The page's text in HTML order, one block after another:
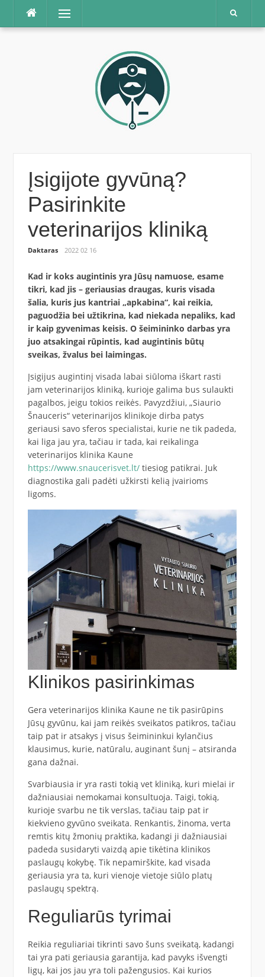
Praleisti
Meniu
Įsigijote gyvūną?
Pasirinkite
veterinarijos kliniką
Daktaras 2022 02 16
Kad ir koks augintinis yra Jūsų namuose, esame
tikri, kad jis – geriausias draugas, kuris visada
šalia, kuris jus kantriai „apkabina“, kai reikia,
paguodžia bei užtikrina, kad niekada nepaliks, kad
ir kaip gyvenimas keisis. O šeimininko darbas yra
juo atsakingai rūpintis, kad augintinis būtų
sveikas, žvalus bei laimingas.
Įsigijus augintinį visada labai siūloma iškart rasti
jam veterinarijos kliniką, kurioje galima bus sulaukti
pagalbos, jeigu tokios reikės. Pavyzdžiui, „Siaurio
Šnauceris“ veterinarijos klinikoje dirba patys
geriausi savo sferos specialistai, kurie ne tik padeda,
kai liga jau yra, tačiau ir tada, kai reikalinga
veterinarijos klinika Kaune
https://www.snaucerisvet.lt/tiesiog patikrai. Juk
diagnostika gali padėti užkirsti kelią įvairioms
ligoms.
Klinikos pasirinkimas
Gera veterinarijos klinika Kaune ne tik pasirūpins
Jūsų gyvūnu, kai jam reikės sveikatos patikros, tačiau
taip pat ir atsakys į visus šeimininkui kylančius
klausimus, kurie, natūralu, auginant šunį – atsiranda
gana dažnai.
Svarbiausia ir yra rasti tokią vet kliniką, kuri mielai ir
dažniausiai nemokamai konsultuoja. Taigi, tokią,
kurioje svarbu ne tik verslas, tačiau taip pat ir
kiekvieno gyvūno sveikata. Renkantis, žinoma, verta
remtis kitų žmonių praktika, kadangi ji dažniausiai
padeda susidaryti vaizdą apie tikėtina klinikos
paslaugų kokybę. Tik nepamirškite, kad visada
geriausia yra ta, kuri vienoje vietoje siūlo platų
paslaugų spektrą.
Reguliarūs tyrimai
Reikia reguliariai tikrinti savo šuns sveikatą, kadangi
tai yra pati geriausia garantija, kad pavyks išvengti
ligų, kai jos jau yra toli pažengusios. Kai kurios